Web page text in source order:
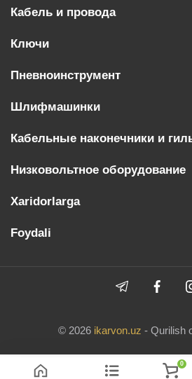
Кабель и провода
Ключи
Пневноинструмент
Шлифмашинки
Кабельные наконечники и
Низковольтное оборудование
Xaridorlarga
Foydali
© 2026 ikarvon.uz - Qurilish
0